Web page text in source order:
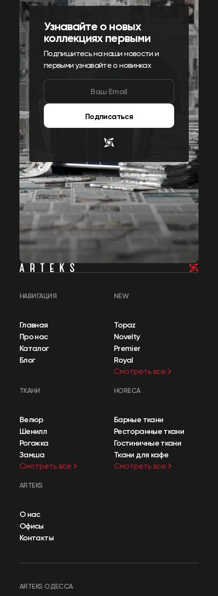
Узнавайте о новых
коллекциях первыми
Подпишитесь на наши новости и
первыми узнавайте о новинках
Подписаться
НАВИГАЦИЯ
Главная
Про нас
Каталог
Блог
NEW
Topaz
Novelty
Premier
Royal
Смотреть все
ТКАНИ
Велюр
Шенилл
Рогожка
Замша
Смотреть все
HORECA
Барные ткани
Ресторанные ткани
Гостиничные ткани
Ткани для кафе
Смотреть все
ARTEKS
О нас
Офисы
Контакты
ARTEKS ОДЕССА